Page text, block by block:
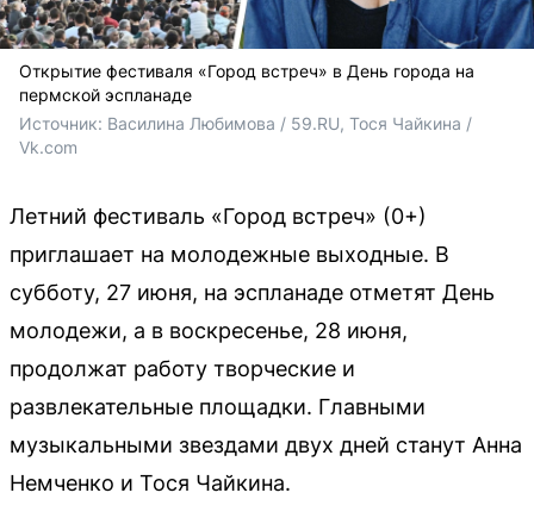
Открытие фестиваля «Город встреч» в День города на
пермской эспланаде
Источник: Василина Любимова / 59.RU, Тося Чайкина /
Vk.com
Летний фестиваль «Город встреч» (0+)
приглашает на молодежные выходные. В
субботу, 27 июня, на эспланаде отметят День
молодежи, а в воскресенье, 28 июня,
продолжат работу творческие и
развлекательные площадки. Главными
музыкальными звездами двух дней станут Анна
Немченко и Тося Чайкина.